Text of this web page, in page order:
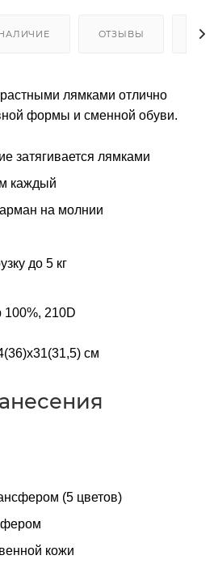
ОТЗЫВЫ
лямками отлично
формы и сменной обуви.
затягивается лямками
каждый
на молнии
до 5 кг
100%, 210D
см
(5 цветов)
кожи